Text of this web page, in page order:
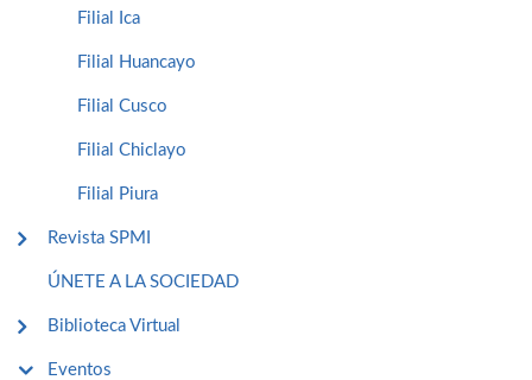
Filial Ica
Filial Huancayo
Filial Cusco
Filial Chiclayo
Filial Piura
Revista SPMI
ÚNETE A LA SOCIEDAD
Biblioteca Virtual
Eventos